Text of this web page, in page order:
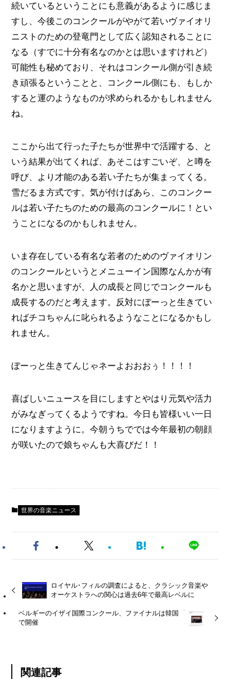
続いているということにも意義があるように感じま
すし、今後このコンクールがやがて若いヴァイオリ
ニストのための登竜門として広く認知されることに
なる（すでに十分有名なのかとは思いますけれど）
可能性も秘めており、それはコンクール側が引き続
き頑張るということと、コンクール側にも、もしか
すると運のようなものが求められるかもしれません
ね。
ここから出て行った子たちが世界中で活躍する、と
いう結果が出てくれば、あそこはすごいぞ、と噂を
呼び、より才能のある若い子たちが集まってくる。
雪だるま方式です。気が付けばあら、このコンクー
ルは若い子たちのための最高のコンクールに！とい
うことになるのかもしれません。
いま存在している有名な若者のためのヴァイオリン
のコンクールというとメニューイン国際なんかが有
名かと思いますが、人の成長と同じでコンクールも
成長するのだと考えます。反対にぼーっと生きてい
ればチコちゃんに叱られるようなことになるかもし
れません。
ぼーっと生きてんじゃネーよおおおぅ！！！！
喜ばしいニュースを目にしますとやはり元気や活力
がみなぎってくるようですね。今日も皆様いい一日
になりますように。今朝うちででは今年最初の朝顔
が咲いたので娘ちゃんも大喜びだ！！
世界の音楽ニュース
ロイヤル･フィルの調査によると、クラシック音楽や
オーケストラへの関心は過去6年で最高レベルに
ベルギーのイザイ国際コンクール、ファイナルは韓国
で開催
関連記事